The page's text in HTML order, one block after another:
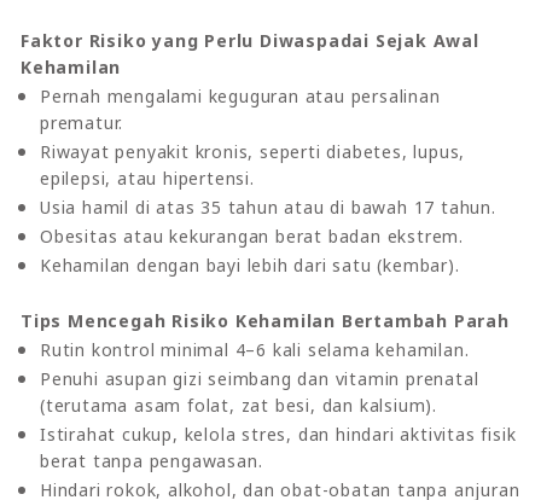
Faktor Risiko yang Perlu Diwaspadai Sejak Awal
Kehamilan
Pernah mengalami keguguran atau persalinan
prematur.
Riwayat penyakit kronis, seperti diabetes, lupus,
epilepsi, atau hipertensi.
Usia hamil di atas 35 tahun atau di bawah 17 tahun.
Obesitas atau kekurangan berat badan ekstrem.
Kehamilan dengan bayi lebih dari satu (kembar).
Tips Mencegah Risiko Kehamilan Bertambah Parah
Rutin kontrol minimal 4–6 kali selama kehamilan.
Penuhi asupan gizi seimbang dan vitamin prenatal
(terutama asam folat, zat besi, dan kalsium).
Istirahat cukup, kelola stres, dan hindari aktivitas fisik
berat tanpa pengawasan.
Hindari rokok, alkohol, dan obat-obatan tanpa anjuran